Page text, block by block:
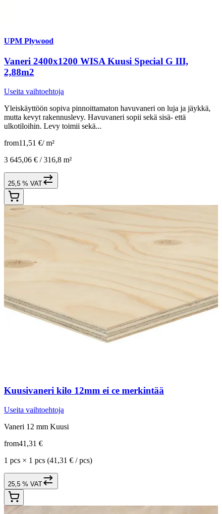
UPM Plywood
Vaneri 2400x1200 WISA Kuusi Special G III,
2,88m2
Useita vaihtoehtoja
Yleiskäyttöön sopiva pinnoittamaton havuvaneri on luja ja jäykkä,
mutta kevyt rakennuslevy. Havuvaneri sopii sekä sisä- että
ulkotiloihin. Levy toimii sekä...
from11,51 €/ m²
3 645,06 € /316,8 m²
25,5 % VAT
Kuusivaneri kilo 12mm ei ce merkintää
Useita vaihtoehtoja
Vaneri 12 mm Kuusi
from41,31 €
1 pcs × 1 pcs (41,31 € / pcs)
25,5 % VAT